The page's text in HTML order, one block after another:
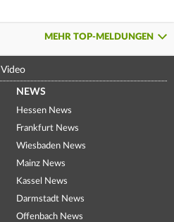
MEHR TOP-MELDUNGEN
Video
NEWS
Hessen News
Frankfurt News
Wiesbaden News
Mainz News
Kassel News
Darmstadt News
Offenbach News